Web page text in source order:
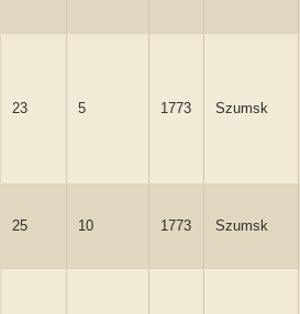
23 5 1773 Szumsk
25 10 1773 Szumsk